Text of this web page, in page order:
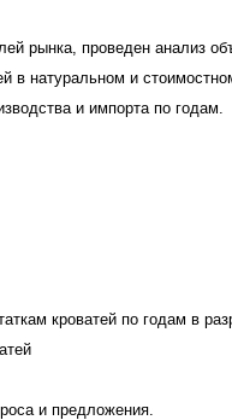
рынка, проведен анализ
в натуральном и
и импорта по годам.
кроватей по годам в
и предложения.